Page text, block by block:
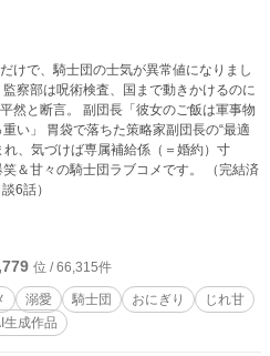
けで、騎士団の士気が異常値になりまし
察部は呪術検査、国まで動きかけるのに
「彼女のご飯は軍事物
副団長の“最適
れ、気づけば専属補給係（＝婚約）寸
甘々の騎士団ラブコメです。 （完結済
6話）
位 / 66,315件
溺愛 騎士団 おにぎり
じれ甘
生成作品